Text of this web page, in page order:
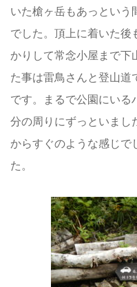
いた槍ヶ岳もあっという
でした。頂上に着いた後
かりして常念小屋まで下
た事は雷鳥さんと登山道
です。まるで公園にいる
分の周りにずっといまし
からすぐのような感じで
た。